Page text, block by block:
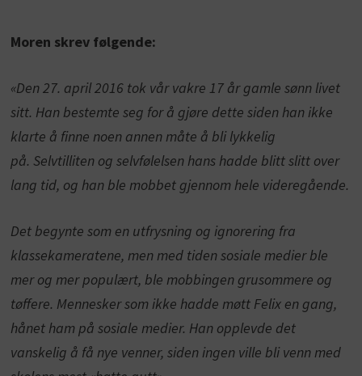
Moren skrev følgende:
«Den 27. april 2016 tok vår vakre 17 år gamle sønn livet
sitt. Han bestemte seg for å gjøre dette siden han ikke
klarte å finne noen annen måte å bli lykkelig
på. Selvtilliten og selvfølelsen hans hadde blitt slitt over
lang tid, og han ble mobbet gjennom hele videregående.
Det begynte som en utfrysning og ignorering fra
klassekameratene, men med tiden sosiale medier ble
mer og mer populært, ble mobbingen grusommere og
tøffere. Mennesker som ikke hadde møtt Felix en gang,
hånet ham på sosiale medier. Han opplevde det
vanskelig å få nye venner, siden ingen ville bli venn med